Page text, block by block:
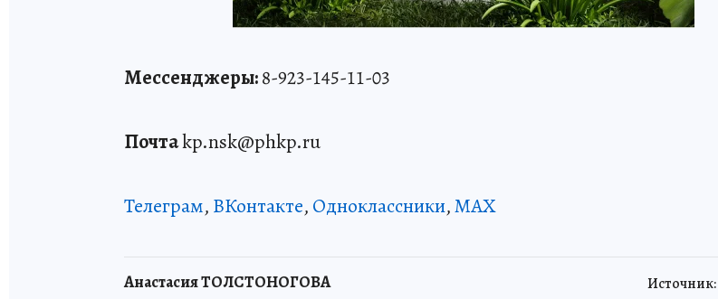
Мессенджеры:8-923-145-11-03
Почтаkp.nsk@phkp.ru
Телеграм, ВКонтакте, Одноклассники,MAX
Анастасия ТОЛСТОНОГОВА Источник: